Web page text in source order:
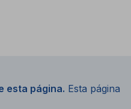
esta página. Esta página